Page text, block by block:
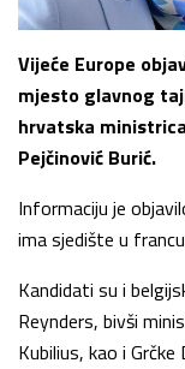
Vijeće Europe
mjesto glavnog
hrvatska
Pejčinović Burić.
Informaciju je
ima sjedište u
Kandidati su i
Reynders, bivši
Kubilius, kao i